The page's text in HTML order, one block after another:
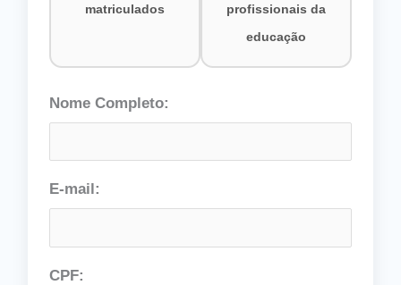
matriculados
profissionais da
educação
Nome Completo:
E-mail:
CPF: